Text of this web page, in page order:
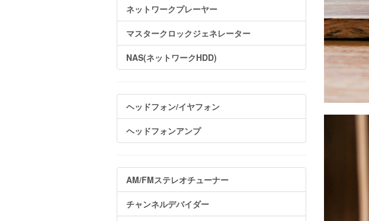
ネットワークプレーヤー
マスタークロックジェネレーター
NAS(ネットワークHDD)
ヘッドフォン/イヤフォン
ヘッドフォンアンプ
AM/FMステレオチューナー
チャンネルデバイダー